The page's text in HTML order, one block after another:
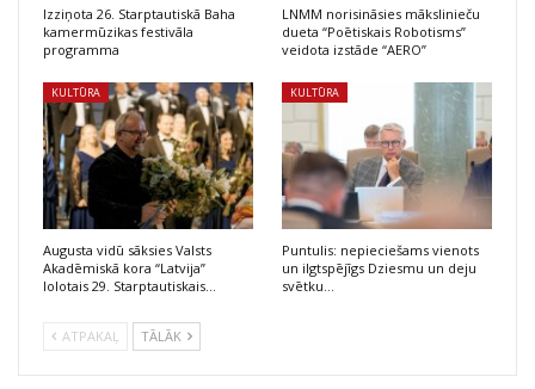
Izziņota 26. Starptautiskā Baha
kamermūzikas festivāla
programma
LNMM norisināsies mākslinieču
dueta “Poētiskais Robotisms”
veidota izstāde “AERO”
KULTŪRA
Augusta vidū sāksies Valsts
Akadēmiskā kora “Latvija”
lolotais 29. Starptautiskais…
KULTŪRA
Puntulis: nepieciešams vienots
un ilgtspējīgs Dziesmu un deju
svētku…
ATPAKAĻ TĀLĀK